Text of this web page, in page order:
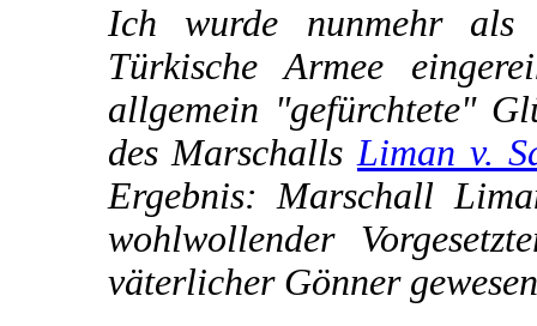
Ich wurde nunmehr
Türkische Armee
allgemein "gefürchtete"
des Marschalls Liman v.
Ergebnis: Marschall
wohlwollender
väterlicher Gönner